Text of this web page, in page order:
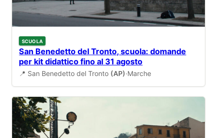
SCUOLA
San Benedetto del Tronto, scuola: domande
per kit didattico fino al 31 agosto
📍 San Benedetto del Tronto (AP)·Marche